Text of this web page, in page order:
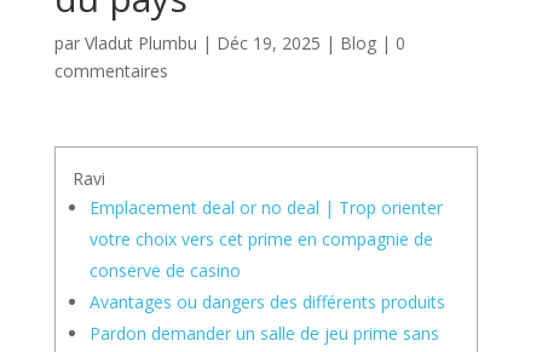
par Vladut Plumbu | Déc 19, 2025 | Blog| 0
commentaires
Ravi
Emplacement deal or no deal | Trop orienter
votre choix vers cet prime en compagnie de
conserve de casino
Avantages ou dangers des différents produits
Pardon demander un salle de jeu prime sans